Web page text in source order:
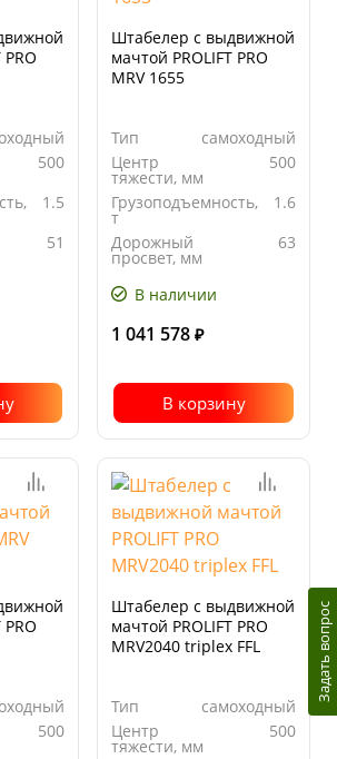
500
1.5
51
Штабелер с выдвижной
мачтой PROLIFT PRO
MRV 1655
Тип
самоходный
Центр
тяжести, мм
500
Грузоподъемность,
т
1.6
Дорожный
просвет, мм
63
В наличии
1 041 578 ₽
В корзину
500
Штабелер с выдвижной
мачтой PROLIFT PRO
MRV2040 triplex FFL
Тип
самоходный
Центр
тяжести, мм
500
Задать вопрос